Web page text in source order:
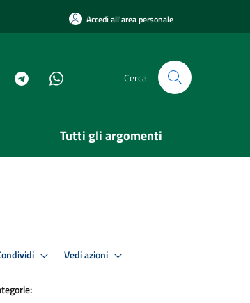
Accedi all'area personale
Cerca
Tutti gli argomenti
Vedi azioni